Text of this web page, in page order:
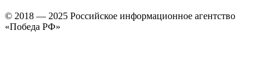
© 2018 — 2025 Российское информационное агентство
«Победа РФ»